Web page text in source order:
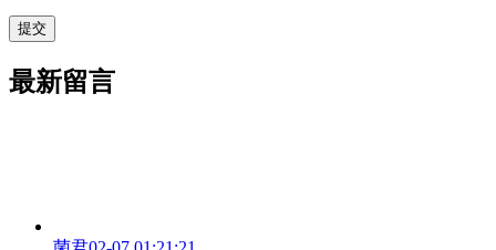
最新留言